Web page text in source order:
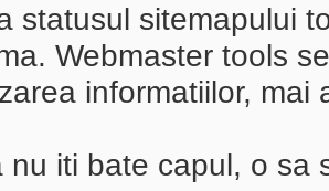
statusul sitemapului
Webmaster tools
informatiilor,
nu iti bate capul, o sa